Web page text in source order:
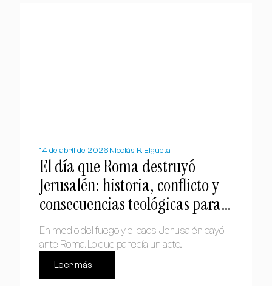
14 de abril de 2026 Nicolás R. Elgueta
El día que Roma destruyó
Jerusalén: historia, conflicto y
consecuencias teológicas para
el cristianismo
En medio del fuego y el caos, Jerusalén cayó
ante Roma. Lo que parecía un acto...
Leer más